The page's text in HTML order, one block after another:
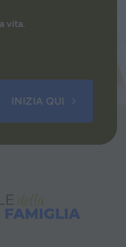
vita.
INIZIA QUI